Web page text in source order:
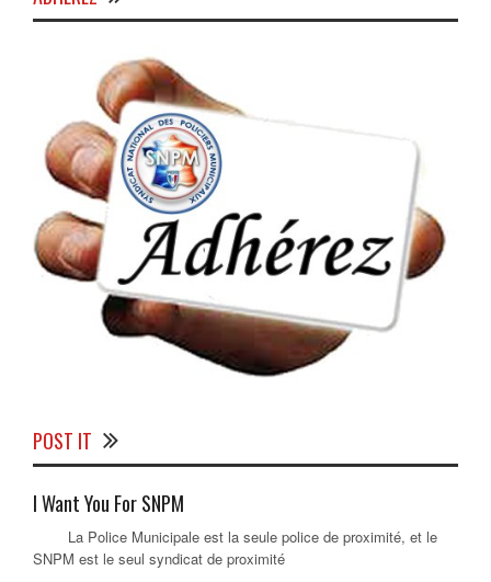
POST IT
I Want You For SNPM
La Police Municipale est la seule police de proximité, et le
SNPM est le seul syndicat de proximité